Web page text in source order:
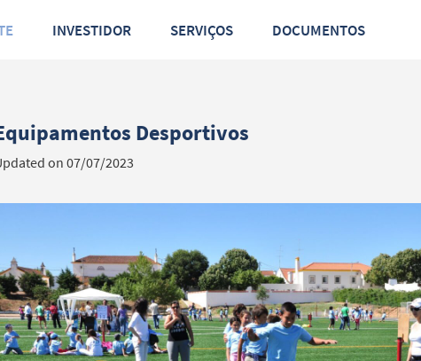
INVESTIDOR SERVIÇOS DOCUMENTOS
Desportivos
on 07/07/2023